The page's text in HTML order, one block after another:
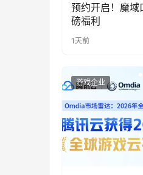
预约开启！魔域
磅福利
1天前
游戏企业